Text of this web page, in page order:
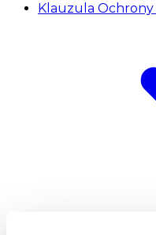
Klauzula